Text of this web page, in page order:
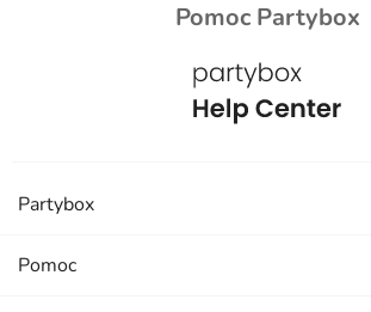
Pomoc Partybox
Partybox
Pomoc